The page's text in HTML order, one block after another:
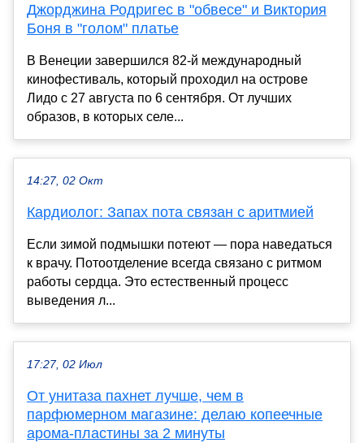
Джорджина Родригес в "обвесе" и Виктория
Боня в "голом" платье
В Венеции завершился 82-й международный
кинофестиваль, который проходил на острове
Лидо с 27 августа по 6 сентября. От лучших
образов, в которых селе...
14:27, 02 Окт
Кардиолог: Запах пота связан с аритмией
Если зимой подмышки потеют — пора наведаться
к врачу. Потоотделение всегда связано с ритмом
работы сердца. Это естественный процесс
выведения л...
17:27, 02 Июл
От унитаза пахнет лучше, чем в
парфюмерном магазине: делаю копеечные
арома-пластины за 2 минуты